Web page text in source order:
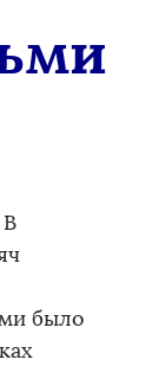
было